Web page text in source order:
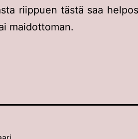
riippuen tästä saa
maidottoman.